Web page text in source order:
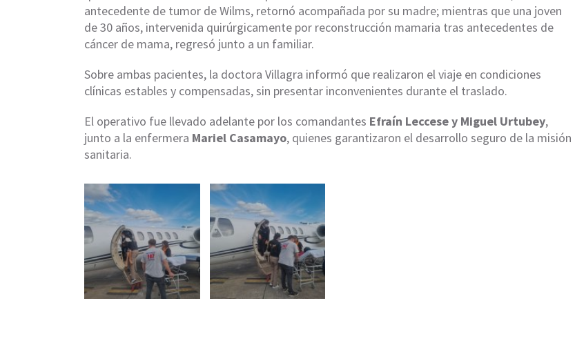
antecedente de tumor de Wilms, retornó acompañada por su madre; mientras que una joven
de 30 años, intervenida quirúrgicamente por reconstrucción mamaria tras antecedentes de
cáncer de mama, regresó junto a un familiar.
Sobre ambas pacientes, la doctora Villagra informó que realizaron el viaje en condiciones
clínicas estables y compensadas, sin presentar inconvenientes durante el traslado.
El operativo fue llevado adelante por los comandantes Efraín Leccese y Miguel Urtubey,
junto a la enfermera Mariel Casamayo, quienes garantizaron el desarrollo seguro de la misión
sanitaria.